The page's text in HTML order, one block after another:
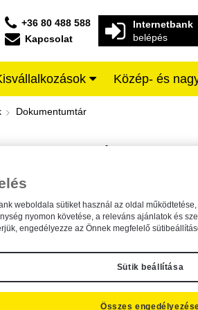
+36 80 488 588
Kapcsolat
Internetbank
belépés
Közép- és
BANK
Dokumentumtár
kereséséhez kérjük, írja be a
weboldala sütiket használ az oldal
nyomon követése, a releváns ajánlatok és
engedélyezze az Önnek megfelelő
Sütik beállítása
Összes